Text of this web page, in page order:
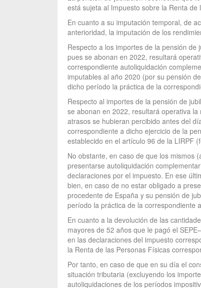
está sujeta al Impuesto sobre la Renta
En cuanto a su imputación temporal, de
anterioridad, la imputación de los
Respecto a los importes de la pensión
pues se abonan en 2022, resultará
correspondiente autoliquidación
imputables al año 2020 (por su pensión
dicho período la práctica de la
Respecto al importes de la pensión de
se abonan en 2022, resultará operativa
atrasos se hubieran percibido antes del
correspondiente a dicho ejercicio de la
establecido en el artículo 96 de la LIRPF
No obstante, en caso de que los mismos
presentarse autoliquidación
declaraciones por el impuesto. En ese
bien, en caso de no estar obligado a
procedente de España y su pensión de
período la práctica de la correspondiente
En cuanto a la devolución de las
mayores de 52 años que le pagó el
en las declaraciones del impuesto
la Renta de las Personas Físicas
Por tanto, en caso de que en su día el
situación tributaria (excluyendo los
autoliquidaciones de los períodos